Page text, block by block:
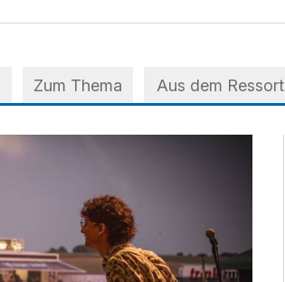
Zum Thema Aus dem Ressort